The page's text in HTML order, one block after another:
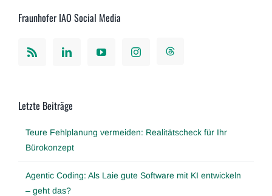
Fraunhofer IAO Social Media
Letzte Beiträge
Teure Fehlplanung vermeiden: Realitätscheck für Ihr
Bürokonzept
Agentic Coding: Als Laie gute Software mit KI entwickeln
– geht das?